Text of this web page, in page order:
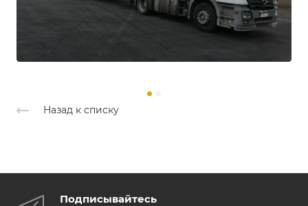
Назад к списку
Подписывайтесь